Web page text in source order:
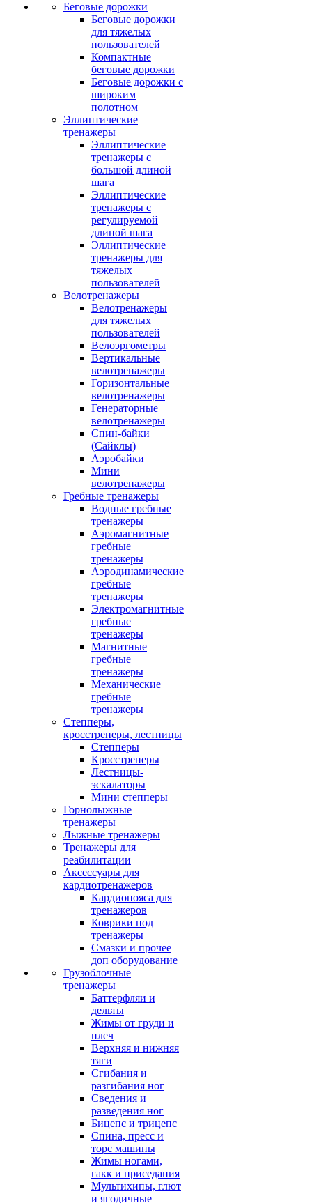
Беговые дорожки
Беговые дорожки
для тяжелых
пользователей
Компактные
беговые дорожки
Беговые дорожки с
широким
полотном
Эллиптические
тренажеры
Эллиптические
тренажеры с
большой длиной
шага
Эллиптические
тренажеры с
регулируемой
длиной шага
Эллиптические
тренажеры для
тяжелых
пользователей
Велотренажеры
Велотренажеры
для тяжелых
пользователей
Велоэргометры
Вертикальные
велотренажеры
Горизонтальные
велотренажеры
Генераторные
велотренажеры
Спин-байки
(Сайклы)
Аэробайки
Мини
велотренажеры
Гребные тренажеры
Водные гребные
тренажеры
Аэромагнитные
гребные
тренажеры
Аэродинамические
гребные
тренажеры
Электромагнитные
гребные
тренажеры
Магнитные
гребные
тренажеры
Механические
гребные
тренажеры
Степперы,
кросстренеры, лестницы
Степперы
Кросстренеры
Лестницы-
эскалаторы
Мини степперы
Горнолыжные
тренажеры
Лыжные тренажеры
Тренажеры для
реабилитации
Аксессуары для
кардиотренажеров
Кардиопояса для
тренажеров
Коврики под
тренажеры
Смазки и прочее
доп оборудование
Грузоблочные
тренажеры
Баттерфляи и
дельты
Жимы от груди и
плеч
Верхняя и нижняя
тяги
Сгибания и
разгибания ног
Сведения и
разведения ног
Бицепс и трицепс
Спина, пресс и
торс машины
Жимы ногами,
гакк и приседания
Мультихипы, глют
и ягодичные